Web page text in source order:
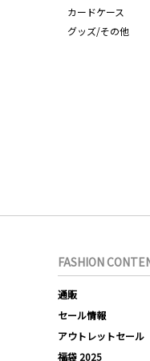
カードケース
グッズ/その他
FASHION
通販
セール情報
アウトレットセール
福袋 2025